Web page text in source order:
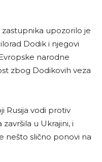
zastupnika upozorilo je
Dodik i njegovi
narodne
zbog Dodikovih veza
Rusija vodi protiv
u Ukrajini, i
nešto slično ponovi na